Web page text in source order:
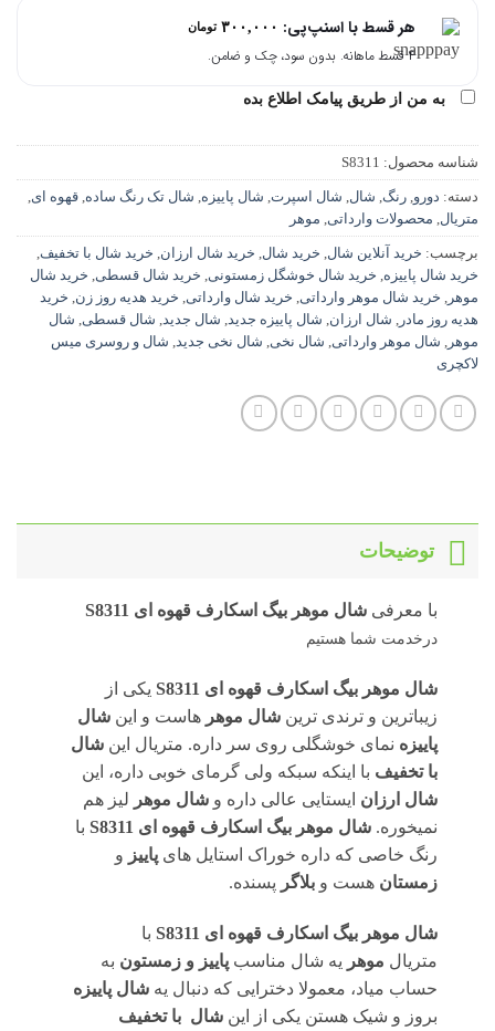
هر قسط با اسنپ‌پی: ۳۰۰,۰۰۰ تومان
۴ قسط ماهانه. بدون سود، چک و ضامن.
به من از طریق پیامک اطلاع بده
شناسه محصول: S8311
دسته: دورو, رنگ, شال, شال اسپرت, شال پاییزه, شال تک رنگ ساده, قهوه ای,
متریال, محصولات وارداتی, موهر
برچسب: خرید آنلاین شال, خرید شال, خرید شال ارزان, خرید شال با تخفیف,
خرید شال پاییزه, خرید شال خوشگل زمستونی, خرید شال قسطی, خرید شال
موهر , خرید شال موهر وارداتی, خرید شال وارداتی, خرید هدیه روز زن, خرید
هدیه روز مادر , شال ارزان, شال پاییزه جدید, شال جدید, شال قسطی, شال
موهر , شال موهر وارداتی, شال نخی, شال نخی جدید, شال و روسری میس
لاکچری
توضیحات
با معرفی شال موهر بیگ اسکارف قهوه ای S8311
درخدمت شما هستیم
شال موهر بیگ اسکارف قهوه ای S8311
یکی از
زیباترین و ترندی ترین شال موهر هاست و این شال
پاییزه نمای خوشگلی روی سر داره. متریال این شال
با تخفیف با اینکه سبکه ولی گرمای خوبی داره، این
شال ارزان ایستایی عالی داره و شال موهر لیز هم
نمیخوره. شال موهر بیگ اسکارف قهوه ای S8311
با
رنگ خاصی که داره خوراک استایل های پاییز و
زمستان هست و بلاگر پسنده.
شال موهر بیگ اسکارف قهوه ای S8311
با
متریال موهر یه شال مناسب پاییز و زمستون به
حساب میاد، معمولا دخترایی که دنبال یه شال پاییزه
بروز و شیک هستن یکی از این شال با تخفیف